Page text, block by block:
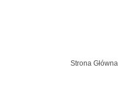
Strona Główna